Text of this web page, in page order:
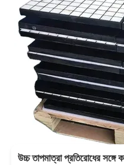
উচ্চ তাপমাত্রা প্রতিরোধের সঙ্গে